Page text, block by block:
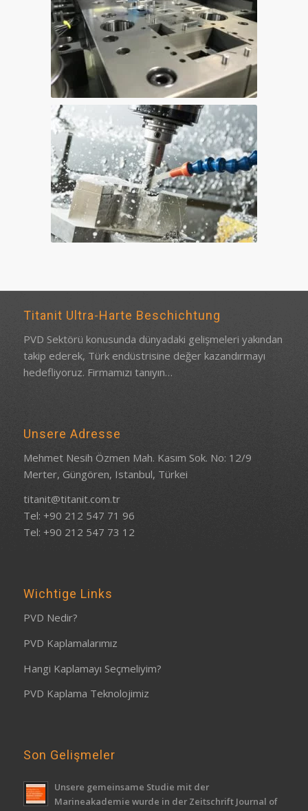
Titanit Ultra-Harte Beschichtung
PVD Sektörü konusunda dünyadaki gelişmeleri yakından
takip ederek, Türk endüstrisine değer kazandırmayı
hedefliyoruz. Firmamızı tanıyın…
Unsere Adresse
Mehmet Nesih Özmen Mah. Kasım Sok. No: 12/9
Merter, Güngören, Istanbul, Türkei
titanit@titanit.com.tr
Tel: +90 212 547 71 96
Tel: +90 212 547 73 12
Wichtige Links
PVD Nedir?
PVD Kaplamalarımız
Hangi Kaplamayı Seçmeliyim?
PVD Kaplama Teknolojimiz
Son Gelişmeler
Unsere gemeinsame Studie mit der
Marineakademie wurde in der Zeitschrift Journal of